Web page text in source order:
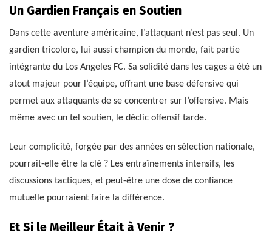
Un Gardien Français en Soutien
Dans cette aventure américaine, l’attaquant n’est pas seul. Un
gardien tricolore, lui aussi champion du monde, fait partie
intégrante du Los Angeles FC. Sa solidité dans les cages a été un
atout majeur pour l’équipe, offrant une base défensive qui
permet aux attaquants de se concentrer sur l’offensive. Mais
même avec un tel soutien, le déclic offensif tarde.
Leur complicité, forgée par des années en sélection nationale,
pourrait-elle être la clé ? Les entraînements intensifs, les
discussions tactiques, et peut-être une dose de confiance
mutuelle pourraient faire la différence.
Et Si le Meilleur Était à Venir ?